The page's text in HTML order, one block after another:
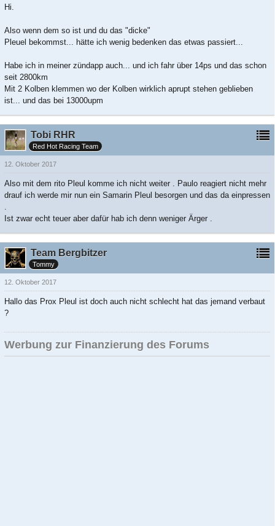
Hi.
Also wenn dem so ist und du das "dicke"
Pleuel bekommst... hätte ich wenig bedenken das etwas passiert...
Habe ich in meiner zündapp auch... und ich fahr über 14ps und das schon
seit 2800km
Mit 2 Kolben klemmen wo der Kolben wirklich aprupt stehen geblieben
ist... und das bei 13000upm
Tobi RHR
Red Hot Racing Team
12. Oktober 2017
Also mit dem rito Pleul komme ich nicht weiter . Paulo reagiert nicht mehr
drauf ich werde mir nun ein Samarin Pleul besorgen und das da einpressen
.
Ist zwar echt teuer aber dafür hab ich denn weniger Ärger .
Team Bergbitzer
Tommy
12. Oktober 2017
Hallo das Prox Pleul ist doch auch nicht schlecht hat das jemand verbaut
?
Werbung zur Finanzierung des Forums